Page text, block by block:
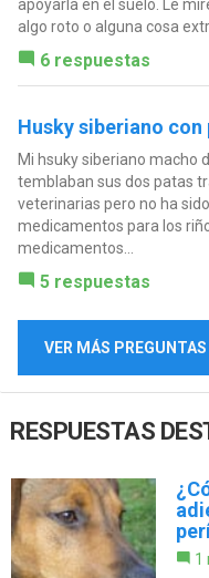
apoyarla en el suelo. Le
algo roto o alguna cosa
6 respuestas
Husky siberiano
Mi hsuky siberiano macho
temblaban sus dos patas
veterinarias pero no ha
medicamentos para los
medicamentos...
5 respuestas
VER MÁS
RESPUESTAS
1